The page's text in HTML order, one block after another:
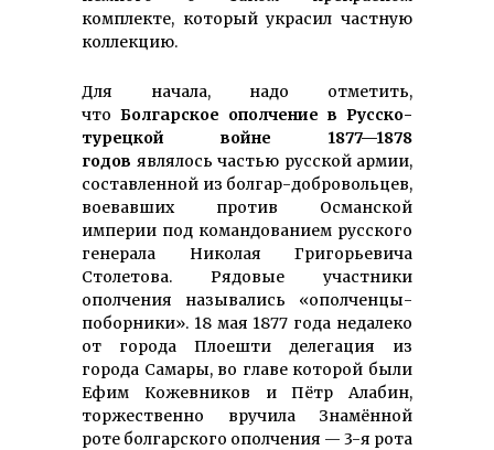
комплекте, который украсил частную
коллекцию.
Для начала, надо отметить,
что Болгарское ополчение в Русско-
турецкой войне 1877—1878
годов являлось частью русской армии,
составленной из болгар-добровольцев,
воевавших против Османской
империи под командованием русского
генерала Николая Григорьевича
Столетова. Рядовые участники
ополчения назывались «ополченцы-
поборники». 18 мая 1877 года недалеко
от города Плоешти делегация из
города Самары, во главе которой были
Ефим Кожевников и Пётр Алабин,
торжественно вручила Знамённой
роте болгарского ополчения — 3-я рота